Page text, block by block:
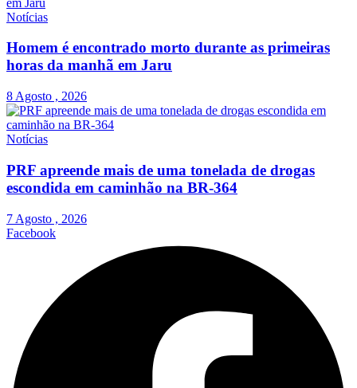
Notícias
Homem é encontrado morto durante as primeiras
horas da manhã em Jaru
8 Agosto , 2026
Notícias
PRF apreende mais de uma tonelada de drogas
escondida em caminhão na BR-364
7 Agosto , 2026
Facebook